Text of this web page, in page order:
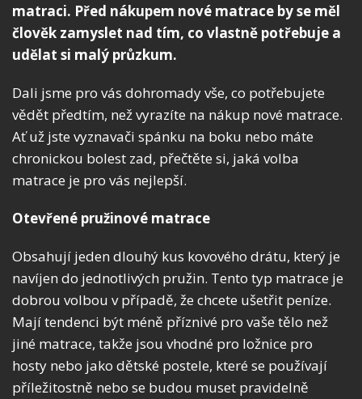
matraci. Před nákupem nové matrace by se měl
člověk zamyslet nad tím, co vlastně potřebuje a
udělat si malý průzkum.
Dali jsme pro vás dohromady vše, co potřebujete
vědět předtím, než vyrazíte na nákup nové matrace.
Ať už jste vyznavači spánku na boku nebo máte
chronickou bolest zad, přečtěte si, jaká volba
matrace je pro vás nejlepší.
Otevřené pružinové matrace
Obsahují jeden dlouhý kus kovového drátu, který je
navíjen do jednotlivých pružin. Tento typ matrace je
dobrou volbou v případě, že chcete ušetřit peníze.
Mají tendenci být méně příznivé pro vaše tělo než
jiné matrace, takže jsou vhodné pro ložnice pro
hosty nebo jako dětské postele, které se používají
příležitostně nebo se budou muset pravidelně